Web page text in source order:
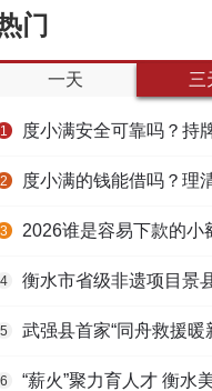
门
一天 三
1 度小满安全可靠吗？持牌合规+透
2 度小满的钱能借吗？理清
3 2026谁是容易下款的小额贷款
4 衡水市省级非遗项目景县疯秧歌
5 武强县首家“同舟救援暖新驿站
6 “薪火”聚力育人才 衡水